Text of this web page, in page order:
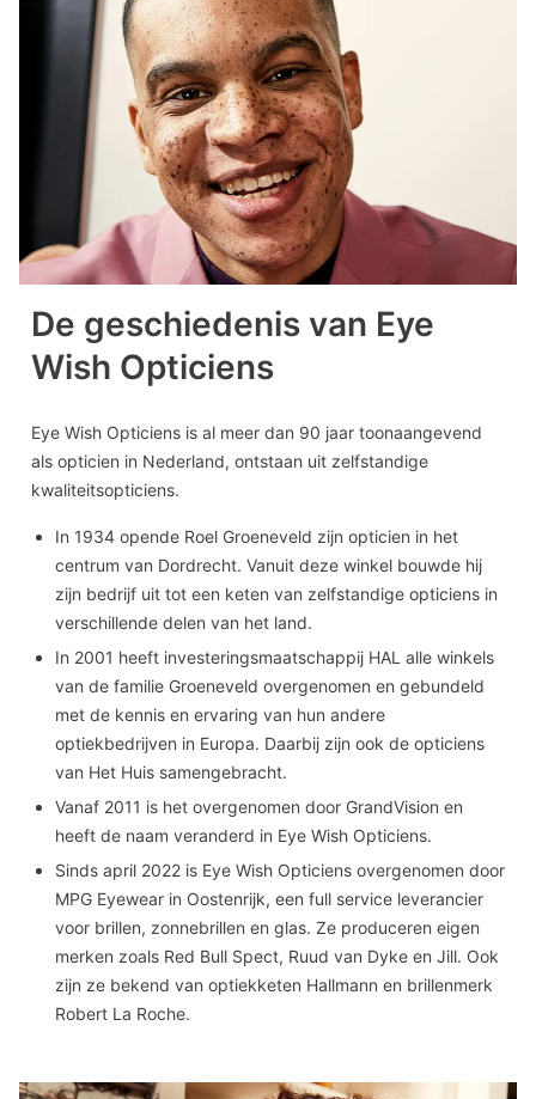
De geschiedenis van Eye
Wish Opticiens
Eye Wish Opticiens is al meer dan 90 jaar toonaangevend
als opticien in Nederland, ontstaan uit zelfstandige
kwaliteitsopticiens.
In 1934 opende Roel Groeneveld zijn opticien in het
centrum van Dordrecht. Vanuit deze winkel bouwde hij
zijn bedrijf uit tot een keten van zelfstandige opticiens in
verschillende delen van het land.
In 2001 heeft investeringsmaatschappij HAL alle winkels
van de familie Groeneveld overgenomen en gebundeld
met de kennis en ervaring van hun andere
optiekbedrijven in Europa. Daarbij zijn ook de opticiens
van Het Huis samengebracht.
Vanaf 2011 is het overgenomen door GrandVision en
heeft de naam veranderd in Eye Wish Opticiens.
Sinds april 2022 is Eye Wish Opticiens overgenomen door
MPG Eyewear in Oostenrijk, een full service leverancier
voor brillen, zonnebrillen en glas. Ze produceren eigen
merken zoals Red Bull Spect, Ruud van Dyke en Jill. Ook
zijn ze bekend van optiekketen Hallmann en brillenmerk
Robert La Roche.